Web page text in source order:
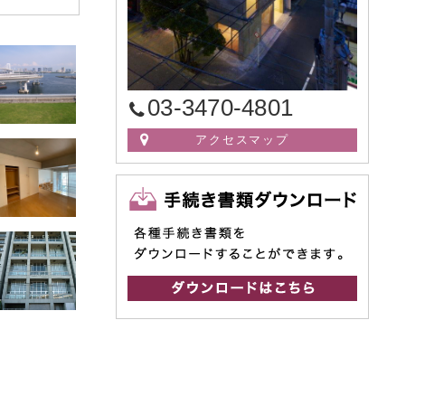
03-3470-4801
アクセスマップ